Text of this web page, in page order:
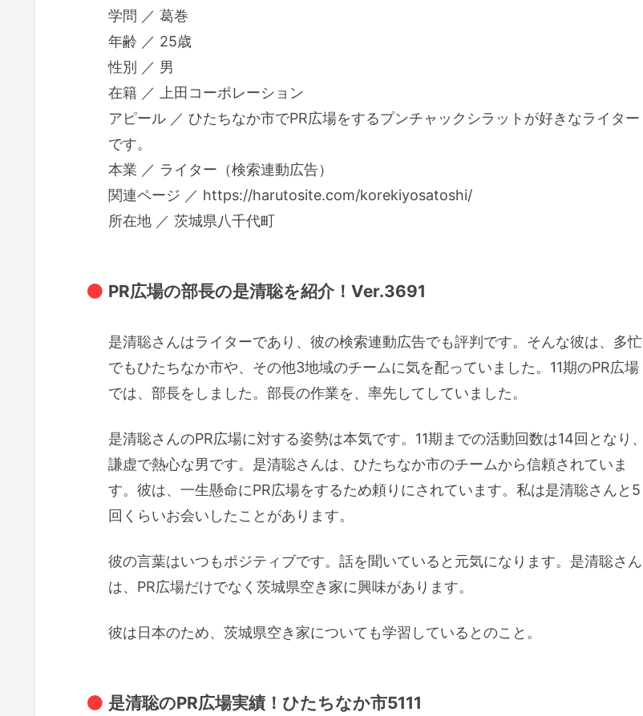
学問 ／ 葛巻
年齢 ／ 25歳
性別 ／ 男
在籍 ／ 上田コーポレーション
アピール ／ ひたちなか市でPR広場をするプンチャックシラットが好きなライター
です。
本業 ／ ライター（検索連動広告）
関連ページ ／ https://harutosite.com/korekiyosatoshi/
所在地 ／ 茨城県八千代町
PR広場の部長の是清聡を紹介！Ver.3691
是清聡さんはライターであり、彼の検索連動広告でも評判です。そんな彼は、多忙
でもひたちなか市や、その他3地域のチームに気を配っていました。11期のPR広場
では、部長をしました。部長の作業を、率先してしていました。
是清聡さんのPR広場に対する姿勢は本気です。11期までの活動回数は14回となり、
謙虚で熱心な男です。是清聡さんは、ひたちなか市のチームから信頼されていま
す。彼は、一生懸命にPR広場をするため頼りにされています。私は是清聡さんと5
回くらいお会いしたことがあります。
彼の言葉はいつもポジティブです。話を聞いていると元気になります。是清聡さん
は、PR広場だけでなく茨城県空き家に興味があります。
彼は日本のため、茨城県空き家についても学習しているとのこと。
是清聡のPR広場実績！ひたちなか市5111